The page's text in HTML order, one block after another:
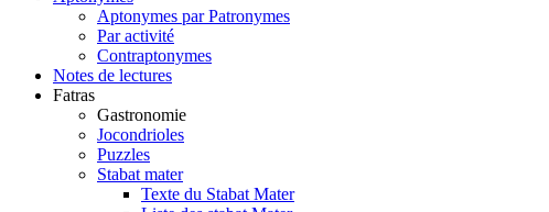
Aptonymes par Patronymes
Par activité
Contraptonymes
Notes de lectures
Fatras
Gastronomie
Jocondrioles
Puzzles
Stabat mater
Texte du Stabat Mater